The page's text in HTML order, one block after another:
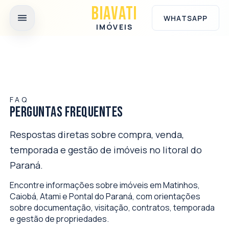
Ir para o conteúdo principal
BIAVATI
IMÓVEIS
WHATSAPP
FAQ
PERGUNTAS FREQUENTES
Respostas diretas sobre compra, venda,
temporada e gestão de imóveis no litoral do
Paraná.
Encontre informações sobre imóveis em Matinhos,
Caiobá, Atami e Pontal do Paraná, com orientações
sobre documentação, visitação, contratos, temporada
e gestão de propriedades.